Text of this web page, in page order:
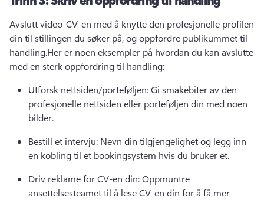
Avslutt video-CV-en med å knytte den profesjonelle profilen
din til stillingen du søker på, og oppfordre publikummet til
handling.Her er noen eksempler på hvordan du kan avslutte
med en sterk oppfordring til handling:
Utforsk nettsiden/porteføljen: Gi smakebiter av den
profesjonelle nettsiden eller porteføljen din med noen
bilder.
Bestill et intervju: Nevn din tilgjengelighet og legg inn
en kobling til et bookingsystem hvis du bruker et.
Driv reklame for CV-en din: Oppmuntre
ansettelsesteamet til å lese CV-en din for å få mer